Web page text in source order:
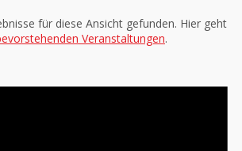
für diese Ansicht gefunden. Hier geht
Veranstaltungen.